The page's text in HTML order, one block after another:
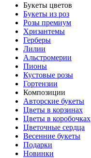
Букеты цветов
Букеты из роз
Розы премиум
Хризантемы
Герберы
Лилии
Альстромерии
Пионы
Кустовые розы
Гортензии
Композиции
Авторские букеты
Цветы в корзинах
Цветы в коробочках
Цветочные сердца
Весенние букеты
Подарки
Новинки